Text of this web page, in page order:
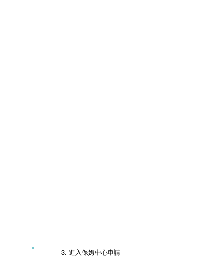
3. 進入保姆中心申請